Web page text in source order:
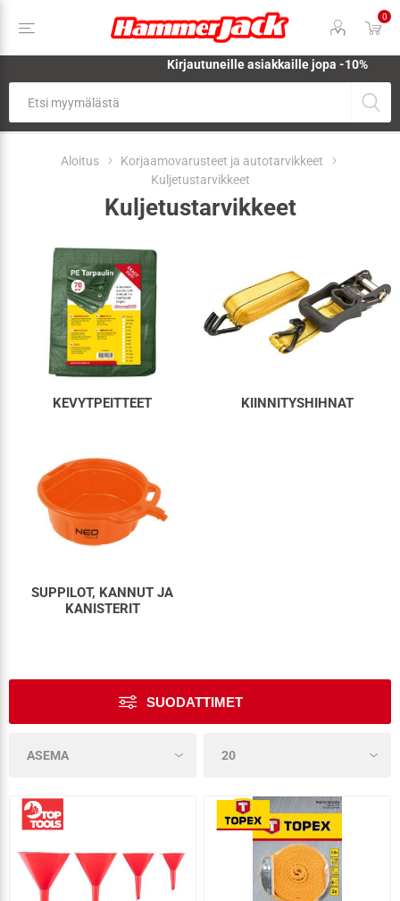
0
Kirjautuneille asiakkaille jopa -10%
Aloitus
Korjaamovarusteet ja autotarvikkeet
Kuljetustarvikkeet
Kuljetustarvikkeet
KEVYTPEITTEET KIINNITYSHIHNAT
SUPPILOT, KANNUT JA
KANISTERIT
SUODATTIMET